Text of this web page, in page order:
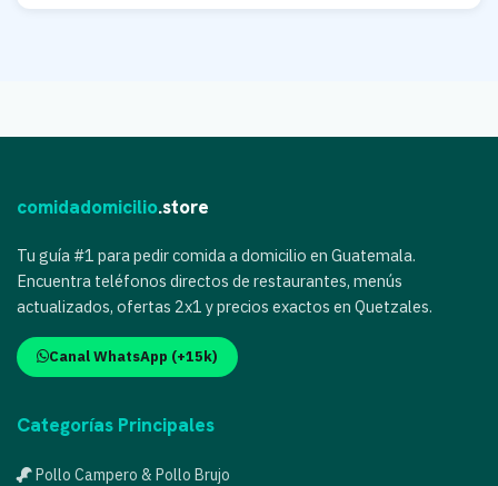
comidadomicilio.store
Tu guía #1 para pedir comida a domicilio en Guatemala.
Encuentra teléfonos directos de restaurantes, menús
actualizados, ofertas 2x1 y precios exactos en Quetzales.
Canal WhatsApp (+15k)
Categorías Principales
Pollo Campero & Pollo Brujo